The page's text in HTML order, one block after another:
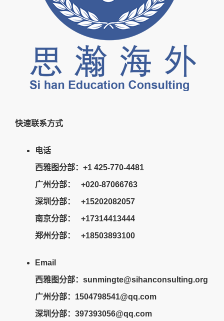
快速联系方式
电话
西雅图分部：+1 425-770-4481
广州分部： +020-87066763
深圳分部： +15202082057
南京分部： +17314413444
郑州分部： +18503893100
Email
西雅图分部：sunmingte@sihanconsulting.org
广州分部： 1504798541@qq.com
深圳分部：397393056@qq.com